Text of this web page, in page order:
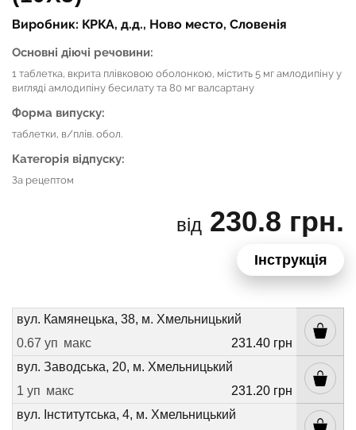
Виробник: КРКА, д.д., Ново место, Словенія
Основні діючі речовини:
1 таблетка, вкрита плівковою оболонкою, містить 5 мг амлодипіну у
вигляді амлодипіну бесилату та 80 мг валсартану
Форма випуску:
таблетки, в/плів. обол.
Категорія відпуску:
За рецептом
від 230.8 грн.
Інструкція
вул. Камянецька, 38, м. Хмельницький
0.67 уп макс
231.40 грн
вул. Заводська, 20, м. Хмельницький
1 уп макс
231.20 грн
вул. Інститутська, 4, м. Хмельницький